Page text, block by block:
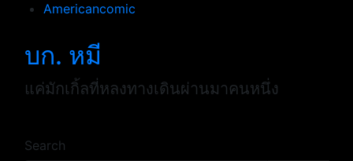
Americancomic
บก. หมี
แค่มักเกิ้ลที่หลงทางเดินผ่านมาคนหนึ่ง
Search